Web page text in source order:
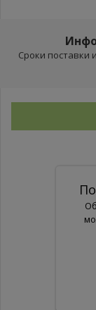
Сроки поставки